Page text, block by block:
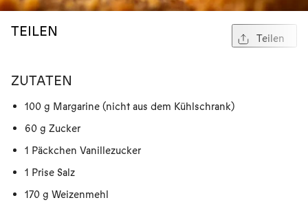
TEILEN Teilen
ZUTATEN
100 g Margarine (nicht aus dem Kühlschrank)
60 g Zucker
1 Päckchen Vanillezucker
1 Prise Salz
170 g Weizenmehl